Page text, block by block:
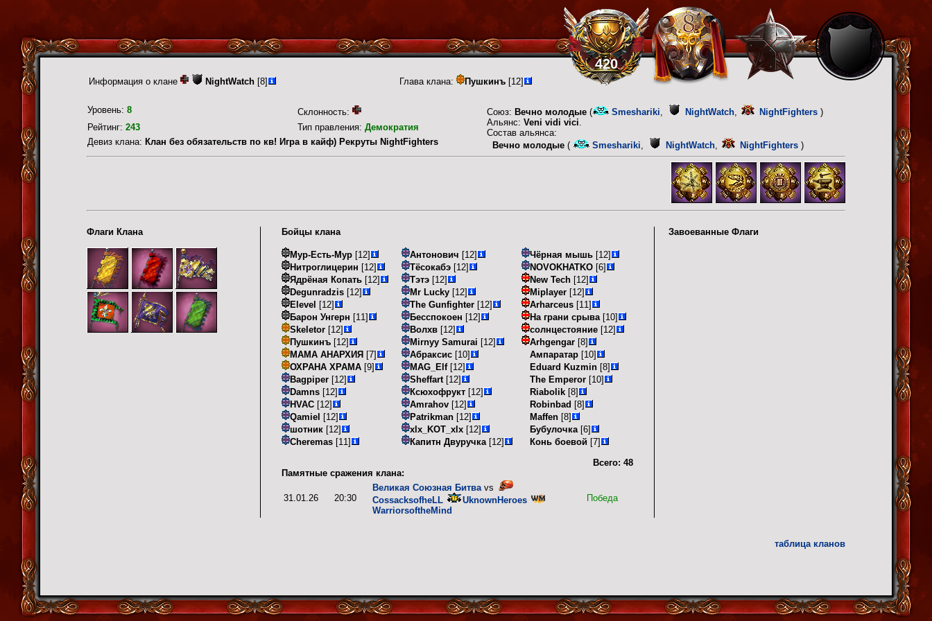
420
Информация о клане NightWatch [8] Глава клана: Пушкинъ [12]
Уровень: 8 Склонность: Союз: Вечно молодые ( Smeshariki, NightWatch, NightFighters )
Альянс: Veni vidi vici.
Состав альянса:
Вечно молодые ( Smeshariki, NightWatch, NightFighters )
Рейтинг: 243 Тип правления: Демократия
Девиз клана: Клан без обязательств по кв! Игра в кайф) Рекруты NightFighters
Флаги Клана Бойцы клана
Мур-Есть-Мур [12]
Нитроглицерин [12]
Ядрёная Копать [12]
Degunradzis [12]
Elevel [12]
Барон Унгерн [11]
Skeletor [12]
Пушкинъ [12]
МАМА АНАРХИЯ [7]
ОХРАНА ХРАМА [9]
Bagpiper [12]
Damns [12]
HVAC [12]
Qamiel [12]
шотник [12]
Cheremas [11]
Антонович [12]
Тёсокабэ [12]
Тэтэ [12]
Mr Lucky [12]
The Gunfighter [12]
Бесспокоен [12]
Волхв [12]
Mirnyy Samurai [12]
Абраксис [10]
MAG_Elf[12]
Sheffart [12]
Ксюхофрукт [12]
Amrahov [12]
Patrikman [12]
xlx_KOT_xlx [12]
Капитн Двуручка [12]
Чёрная мышь [12]
NOVOKHATKO [6]
New Tech [12]
Miplayer [12]
Arharceus [11]
На грани срыва [10]
солнцестояние [12]
Arhgengar [8]
Ампаратар [10]
Eduard Kuzmin [8]
The Emperor [10]
Riabolik [8]
Robinbad [8]
Maffen [8]
Бубулочка [6]
Конь боевой [7]
Всего: 48
Памятные сражения клана:
31.01.26 20:30
Великая Союзная Битва vs
CossacksofheLL
UknownHeroes
WarriorsoftheMind
Победа
Завоеванные Флаги
таблица кланов